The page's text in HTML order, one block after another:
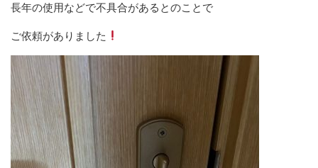
長年の使用などで不具合があるとのことで
ご依頼がありました